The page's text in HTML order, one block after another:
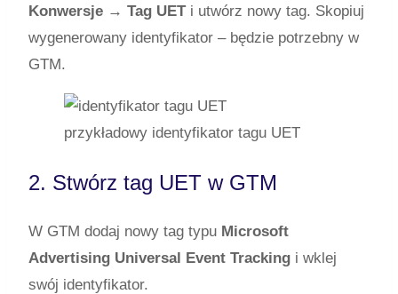
Konwersje → Tag UETi utwórz nowy tag. Skopiuj
wygenerowany identyfikator – będzie potrzebny w
GTM.
przykładowy identyfikator tagu UET
2. Stwórz tag UET w GTM
W GTM dodaj nowy tag typu Microsoft
Advertising Universal Event Tracking i wklej
swój identyfikator.